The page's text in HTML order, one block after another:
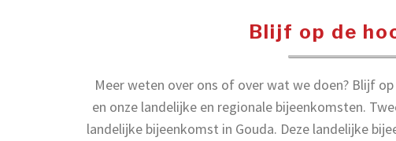
Blijf op de
Meer weten over ons of over wat we doen? Blijf
en onze landelijke en regionale bijeenkomsten.
landelijke bijeenkomst in Gouda. Deze landelijke